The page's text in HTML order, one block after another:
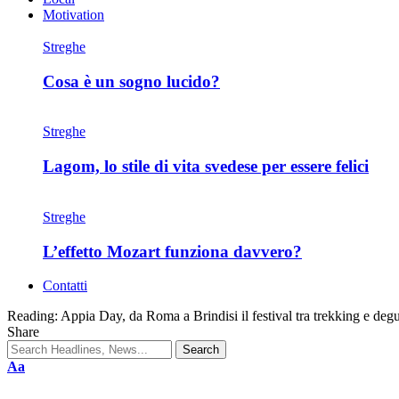
Motivation
Streghe
Cosa è un sogno lucido?
Streghe
Lagom, lo stile di vita svedese per essere felici
Streghe
L’effetto Mozart funziona davvero?
Contatti
Reading: Appia Day, da Roma a Brindisi il festival tra trekking e
Share
Aa